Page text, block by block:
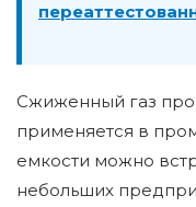
Сжиженный газ
применяется в
емкости можно
небольших